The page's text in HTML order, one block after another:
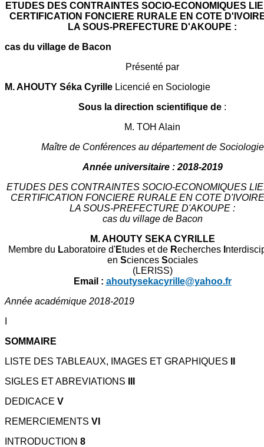
ETUDES DES CONTRAINTES SOCIO-ECONOMIQUES
CERTIFICATION FONCIERE RURALE EN COTE
LA SOUS-PREFECTURE D'AKOUPE :
cas du village de Bacon
Présenté par
M. AHOUTY Séka Cyrille Licencié en Sociologie
Sous la direction scientifique de :
M. TOH Alain
Maître de Conférences au département de Sociologie
Année universitaire : 2018-2019
ETUDES DES CONTRAINTES SOCIO-ECONOMIQUES
CERTIFICATION FONCIERE RURALE EN COTE
LA SOUS-PREFECTURE D'AKOUPE :
cas du village de Bacon
M. AHOUTY SEKA CYRILLE
Membre du Laboratoire d'Etudes et de Recherches
en Sciences Sociales
(LERISS)
Email : ahoutysekacyrille@yahoo.fr
Année académique 2018-2019
SOMMAIRE
LISTE DES TABLEAUX, IMAGES ET GRAPHIQUES
SIGLES ET ABREVIATIONS
DEDICACE V
REMERCIEMENTS VI
INTRODUCTION 8